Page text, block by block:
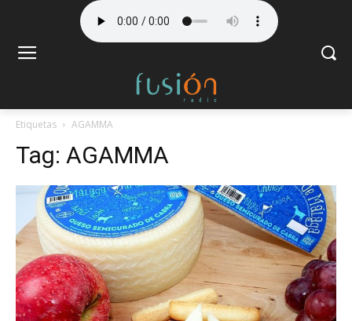
Etiquetas AGAMMA
Tag: AGAMMA